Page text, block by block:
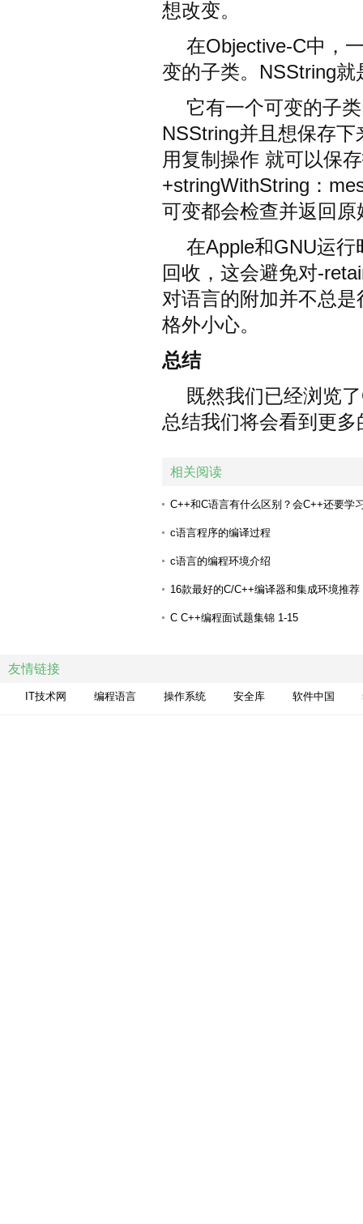
想改变。
在Objective-C中，
变的子类。NSString
它有一个可变的子
NSString并且想保存
用复制操作 就可以保
+stringWithString：
可变都会检查并返回原
在Apple和GNU运
回收，这会避免对-
对语言的附加并不总
格外小心。
总结
既然我们已经浏览
总结我们将会看到更
相关阅读
C++和C语言有什么区别？会C++还要学
c语言程序的编译过程
c语言的编程环境介绍
16款最好的C/C++编译器和集成环境推荐
C C++编程面试题集锦 1-15
MFC实现桌面版Flappy Bird
友情链接
IT技术网 编程语言 操作系统 安全库 软件中国